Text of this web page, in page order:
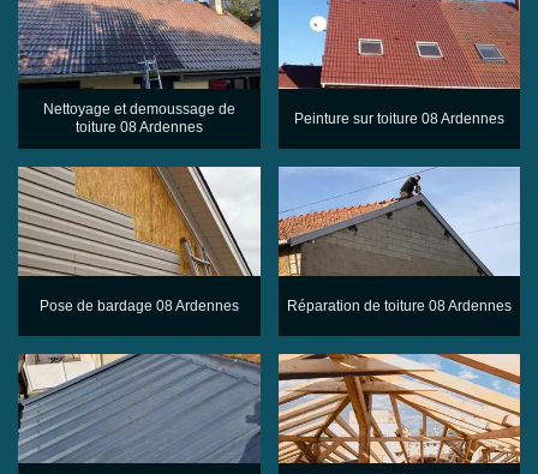
Nettoyage et demoussage de
toiture 08 Ardennes
Peinture sur toiture 08 Ardennes
Pose de bardage 08 Ardennes Réparation de toiture 08 Ardennes